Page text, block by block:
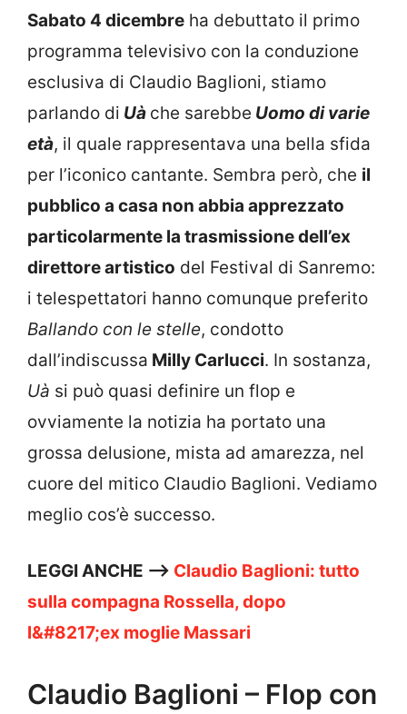
Sabato 4 dicembre ha debuttato il primo
programma televisivo con la conduzione
esclusiva di Claudio Baglioni, stiamo
parlando di Uà che sarebbe Uomo di varie
età, il quale rappresentava una bella sfida
per l’iconico cantante. Sembra però, che il
pubblico a casa non abbia apprezzato
particolarmente la trasmissione dell’ex
direttore artistico del Festival di Sanremo:
i telespettatori hanno comunque preferito
Ballando con le stelle, condotto
dall’indiscussa Milly Carlucci. In sostanza,
Uà si può quasi definire un flop e
ovviamente la notizia ha portato una
grossa delusione, mista ad amarezza, nel
cuore del mitico Claudio Baglioni. Vediamo
meglio cos’è successo.
LEGGI ANCHE —> Claudio Baglioni: tutto
sulla compagna Rossella, dopo
l&#8217;ex moglie Massari
Claudio Baglioni – Flop con